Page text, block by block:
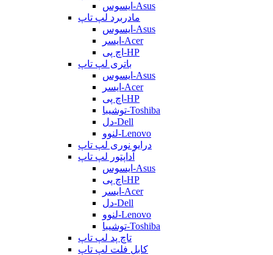
ایسوس-Asus
مادربرد لپ تاپ
ایسوس-Asus
ایسر-Acer
اچ پی-HP
باتری لپ تاپ
ایسوس-Asus
ایسر-Acer
اچ پی-HP
توشیبا-Toshiba
دل-Dell
لنوو-Lenovo
درایو نوری لپ تاپ
آداپتور لپ تاپ
ایسوس-Asus
اچ پی-HP
ایسر-Acer
دل-Dell
لنوو-Lenovo
توشیبا-Toshiba
تاچ پد لپ تاپ
کابل فلت لپ تاپ